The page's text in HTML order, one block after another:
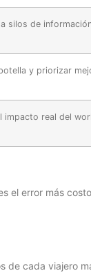
silos de
y priorizar
impacto real del
el error más
de cada viajero